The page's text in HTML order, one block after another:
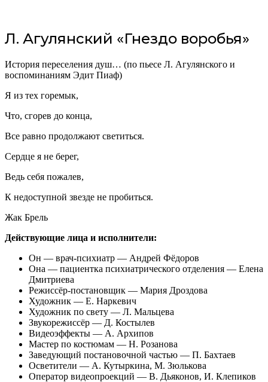
Л. Агулянский «Гнездо воробья»
История переселения душ… (по пьесе Л. Агулянского и
воспоминаниям Эдит Пиаф)
Я из тех горемык,
Что, сгорев до конца,
Все равно продолжают светиться.
Сердце я не берег,
Ведь себя пожалев,
К недоступной звезде не пробиться.
Жак Брель
Действующие лица и исполнители:
Он — врач-психиатр — Андрей Фёдоров
Она — пациентка психиатрического отделения — Елена
Дмитриева
Режиссёр-постановщик — Мария Дроздова
Художник — Е. Наркевич
Художник по свету — Л. Мальцева
Звукорежиссёр — Д. Костылев
Видеоэффекты — А. Архипов
Мастер по костюмам — Н. Розанова
Заведующий постановочной частью — П. Бахтаев
Осветители — А. Кутыркина, М. Зюлькова
Оператор видеопроекций — В. Дьяконов, И. Клепиков